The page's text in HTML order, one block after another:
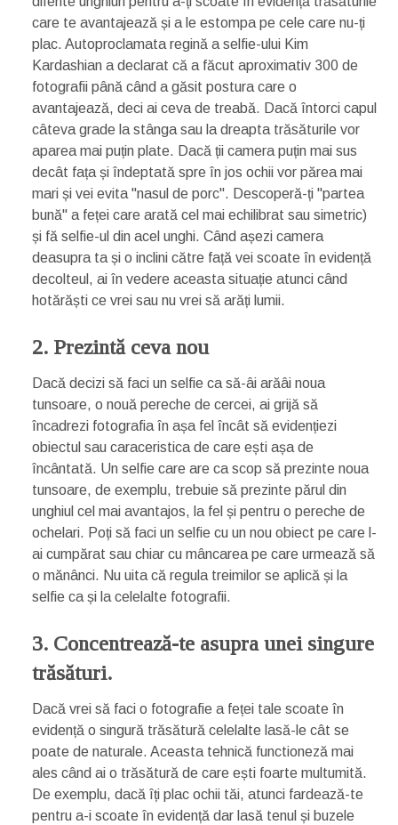
care te avantajează și a le estompa pe cele care nu-ți
plac. Autoproclamata regină a selfie-ului Kim
Kardashian a declarat că a făcut aproximativ 300 de
fotografii până când a găsit postura care o
avantajează, deci ai ceva de treabă. Dacă întorci capul
câteva grade la stânga sau la dreapta trăsăturile vor
aparea mai puțin plate. Dacă ții camera puțin mai sus
decât fața și îndeptată spre în jos ochii vor părea mai
mari și vei evita "nasul de porc". Descoperă-ți "partea
bună" a feței care arată cel mai echilibrat sau simetric)
și fă selfie-ul din acel unghi. Când așezi camera
deasupra ta și o inclini către față vei scoate în evidență
decolteul, ai în vedere aceasta situație atunci când
hotărăști ce vrei sau nu vrei să arăți lumii.
2. Prezintă ceva nou
Dacă decizi să faci un selfie ca să-âi arăâi noua
tunsoare, o nouă pereche de cercei, ai grijă să
încadrezi fotografia în așa fel încât să evidențiezi
obiectul sau caraceristica de care ești așa de
încântată. Un selfie care are ca scop să prezinte noua
tunsoare, de exemplu, trebuie să prezinte părul din
unghiul cel mai avantajos, la fel și pentru o pereche de
ochelari. Poți să faci un selfie cu un nou obiect pe care l-
ai cumpărat sau chiar cu mâncarea pe care urmează să
o mănânci. Nu uita că regula treimilor se aplică și la
selfie ca și la celelalte fotografii.
3. Concentrează-te asupra unei singure
trăsături.
Dacă vrei să faci o fotografie a feței tale scoate în
evidență o singură trăsătură celelalte lasă-le cât se
poate de naturale. Aceasta tehnică functioneză mai
ales când ai o trăsătură de care ești foarte multumită.
De exemplu, dacă îți plac ochii tăi, atunci fardează-te
pentru a-i scoate în evidență dar lasă tenul și buzele